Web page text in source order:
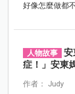
好像怎麼做都
育兒變化，歸
換個角度看孩
人物故事
安
症！」安東
作者： Judy